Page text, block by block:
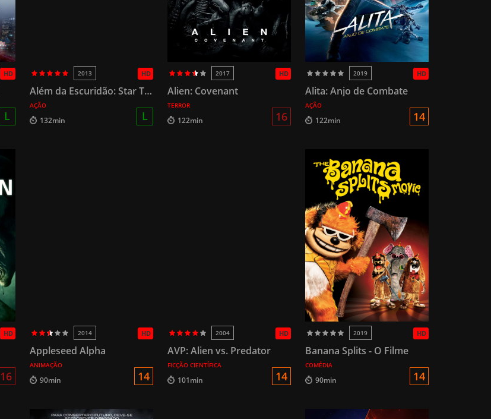
HD
L
HD
2013
Além da Escuridão: Star Trek
AÇÃO
132min L
HD
2017
Alien: Covenant
TERROR
122min 16
HD
2019
Alita: Anjo de Combate
AÇÃO
122min 14
HD
16
HD
2014
Appleseed Alpha
ANIMAÇÃO
90min 14
HD
2004
AVP: Alien vs. Predator
FICÇÃO CIENTÍFICA
101min 14
HD
2019
Banana Splits - O Filme
COMÉDIA
90min 14